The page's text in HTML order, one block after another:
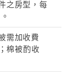
之房型，每
需加收費
棉被酌收